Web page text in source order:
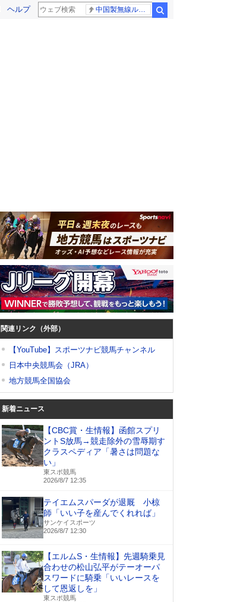
ヘルプ
関連リンク（外部）
【YouTube】スポーツナビ競馬チャンネル
日本中央競馬会（JRA）
地方競馬全国協会
新着ニュース
【CBC賞・生情報】函館スプリ
ントS放馬→競走除外の雪辱期す
クラスペディア「暑さは問題な
い」
東スポ競馬
2026/8/7 12:35
テイエムスパーダが退厩 小椋
師「いい子を産んでくれれば」
サンケイスポーツ
2026/8/7 12:30
【エルムS・生情報】先週騎乗見
合わせの松山弘平がテーオーパ
スワードに騎乗「いいレースを
して恩返しを」
東スポ競馬